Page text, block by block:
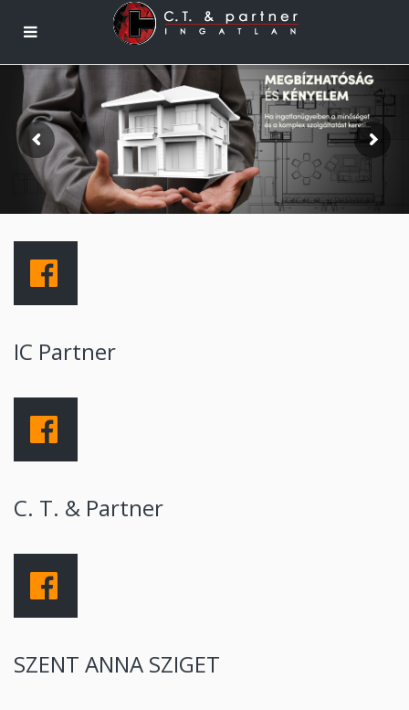
IC Partner
C. T. & Partner
SZENT ANNA SZIGET